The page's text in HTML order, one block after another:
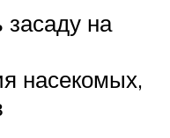
засаду на
насекомых,